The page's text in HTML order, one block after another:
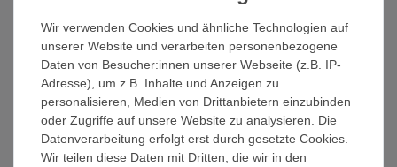
zum Einsatz. Unser Ziel ist es in beiden Version das Beste
in Punkto Qualität zu liefern was technisch machbar ist. Bei
der matten Version wird ausschließlich Solid Stone
verwendet. Hierdurch wird ein echtes Stone-Feeling
erzeugt. Das Material wirkt nicht nur natürlich, es ist es
auch. Beschädigungen lassen sich auch nach vielen
Jahren problemlos selber reparieren
Wir verwenden Cookies und ähnliche Technologien auf
unserer Website und verarbeiten personenbezogene
Daten von Besucher:innen unserer Webseite (z.B. IP-
Adresse), um z.B. Inhalte und Anzeigen zu
personalisieren, Medien von Drittanbietern einzubinden
oder Zugriffe auf unsere Website zu analysieren. Die
Datenverarbeitung erfolgt erst durch gesetzte Cookies.
Wir teilen diese Daten mit Dritten, die wir in den